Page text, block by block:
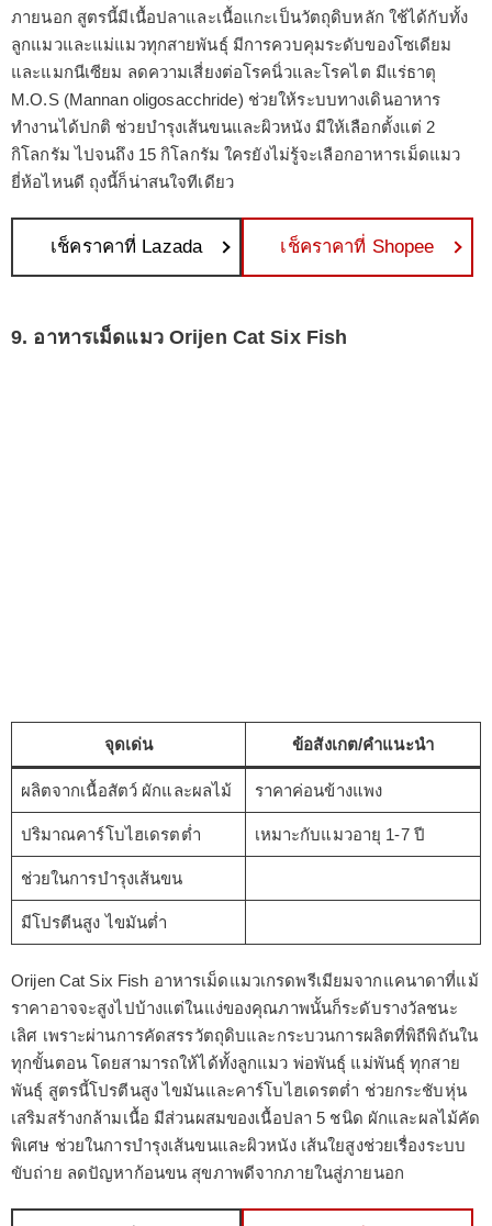
ภายนอก สูตรนี้มีเนื้อปลาและเนื้อแกะเป็นวัตถุดิบหลัก ใช้ได้กับทั้ง
ลูกแมวและแม่แมวทุกสายพันธุ์ มีการควบคุมระดับของโซเดียม
และแมกนีเซียม ลดความเสี่ยงต่อโรคนิ่วและโรคไต มีแร่ธาตุ
M.O.S (Mannan oligosacchride) ช่วยให้ระบบทางเดินอาหาร
ทำงานได้ปกติ ช่วยบำรุงเส้นขนและผิวหนัง มีให้เลือกตั้งแต่ 2
กิโลกรัม ไปจนถึง 15 กิโลกรัม ใครยังไม่รู้จะเลือกอาหารเม็ดแมว
ยี่ห้อไหนดี ถุงนี้ก็น่าสนใจทีเดียว
เช็คราคาที่ Lazada เช็คราคาที่ Shopee
9. อาหารเม็ดแมว Orijen Cat Six Fish
จุดเด่น ข้อสังเกต/คำแนะนำ
ผลิตจากเนื้อสัตว์ ผักและผลไม้ ราคาค่อนข้างแพง
ปริมาณคาร์โบไฮเดรตต่ำ เหมาะกับแมวอายุ 1-7 ปี
ช่วยในการบำรุงเส้นขน
มีโปรตีนสูง ไขมันต่ำ
Orijen Cat Six Fish อาหารเม็ดแมวเกรดพรีเมียมจากแคนาดาที่แม้
ราคาอาจจะสูงไปบ้างแต่ในแง่ของคุณภาพนั้นก็ระดับรางวัลชนะ
เลิศ เพราะผ่านการคัดสรรวัตถุดิบและกระบวนการผลิตที่พิถีพิถันใน
ทุกขั้นตอน โดยสามารถให้ได้ทั้งลูกแมว พ่อพันธุ์ แม่พันธุ์ ทุกสาย
พันธุ์ สูตรนี้โปรตีนสูง ไขมันและคาร์โบไฮเดรตต่ำ ช่วยกระชับหุ่น
เสริมสร้างกล้ามเนื้อ มีส่วนผสมของเนื้อปลา 5 ชนิด ผักและผลไม้คัด
พิเศษ ช่วยในการบำรุงเส้นขนและผิวหนัง เส้นใยสูงช่วยเรื่องระบบ
ขับถ่าย ลดปัญหาก้อนขน สุขภาพดีจากภายในสู่ภายนอก